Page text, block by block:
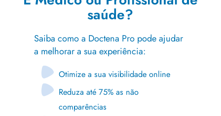
saúde?
Saiba como a Doctena Pro pode ajudar
a melhorar a sua experiência:
Otimize a sua visibilidade online
Reduza até 75% as não
comparências